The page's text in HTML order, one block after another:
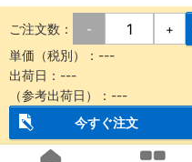
ご注文数： - +
単価（税別）： ---
出荷日： ---
（参考出荷日）： ---
今すぐ注文